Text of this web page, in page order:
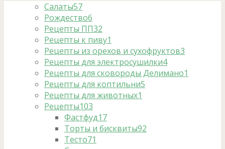
Салаты57
Рождество6
Рецепты ПП32
Рецепты к пиву1
Рецепты из орехов и сухофруктов3
Рецепты для электросушилки4
Рецепты для сковороды Делимано1
Рецепты для коптильни5
Рецепты для животных1
Рецепты103
Фастфуд17
Торты и бисквиты92
Тесто71